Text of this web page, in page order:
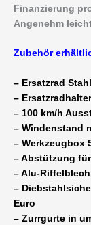
Finanzierung
Angenehm
Zubehör
– Ersatzrad
–
– 100 km/h
– Windenstand
– Werkzeugbox
– Abstützung
– Alu-
–
Euro
– Zurrgurte in